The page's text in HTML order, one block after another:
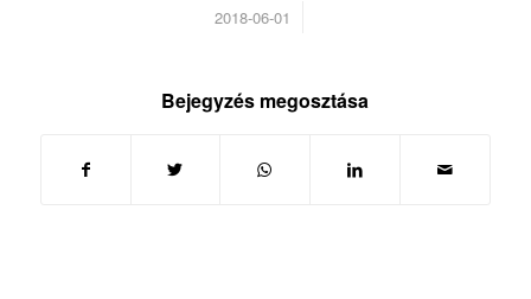
2018-06-01
/
Bejegyzés megosztása